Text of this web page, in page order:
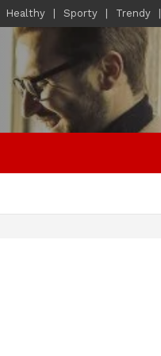
Healthy Sporty Trendy